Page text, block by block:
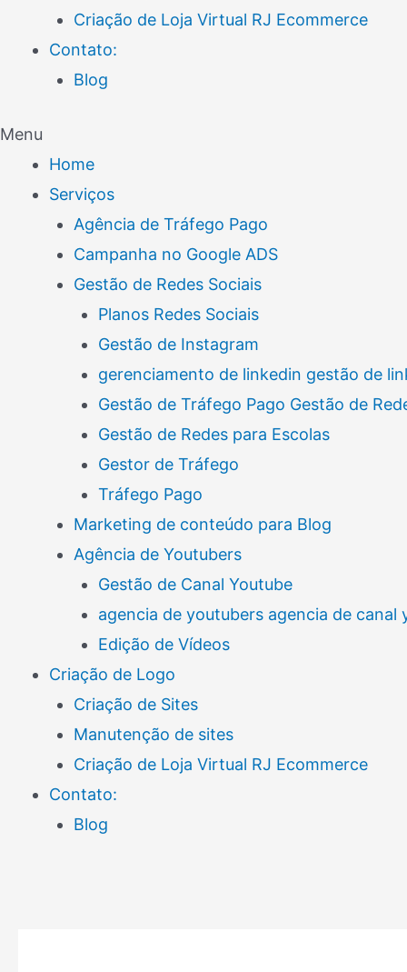
Criação de Loja Virtual RJ Ecommerce
Contato:
Blog
Menu
Home
Serviços
Agência de Tráfego Pago
Campanha no Google ADS
Gestão de Redes Sociais
Planos Redes Sociais
Gestão de Instagram
gerenciamento de linkedin gestão de
Gestão de Tráfego Pago Gestão de
Gestão de Redes para Escolas
Gestor de Tráfego
Tráfego Pago
Marketing de conteúdo para Blog
Agência de Youtubers
Gestão de Canal Youtube
agencia de youtubers agencia de canal
Edição de Vídeos
Criação de Logo
Criação de Sites
Manutenção de sites
Criação de Loja Virtual RJ Ecommerce
Contato:
Blog